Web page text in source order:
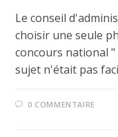
Le conseil
choisir une seule
concours national "
sujet n'était pas
0 COMMENTAIRE